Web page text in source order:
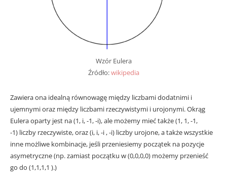
Wzór Eulera
Źródło:wikipedia
Zawiera ona idealną równowagę między liczbami dodatnimi i
ujemnymi oraz między liczbami rzeczywistymi i urojonymi. Okrąg
Eulera oparty jest na (1, i, -1, -i), ale możemy mieć także (1, 1, -1,
-1) liczby rzeczywiste, oraz (i, i, -i , -i) liczby urojone, a także wszystkie
inne możliwe kombinacje, jeśli przeniesiemy początek na pozycje
asymetryczne (np. zamiast początku w (0,0,0,0) możemy przenieść
go do (1,1,1,1 ).)